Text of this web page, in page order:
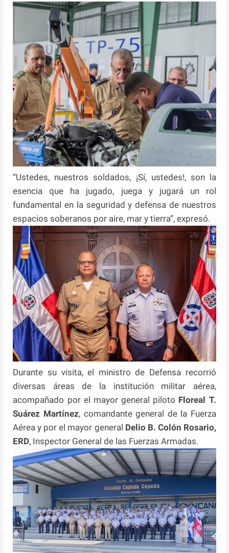
“Ustedes, nuestros soldados, ¡Sí, ustedes!, son la
esencia que ha jugado, juega y jugará un rol
fundamental en la seguridad y defensa de nuestros
espacios soberanos por aire, mar y tierra”, expresó.
Durante su visita, el ministro de Defensa recorrió
diversas áreas de la institución militar aérea,
acompañado por el mayor general piloto Floreal T.
Suárez Martínez, comandante general de la Fuerza
Aérea y por el mayor general Delio B. Colón Rosario,
ERD, Inspector General de las Fuerzas Armadas.